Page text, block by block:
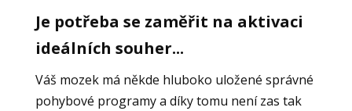
Je potřeba se zaměřit na aktivaci
ideálních souher...
Váš mozek má někde hluboko uložené správné
pohybové programy a díky tomu není zas tak